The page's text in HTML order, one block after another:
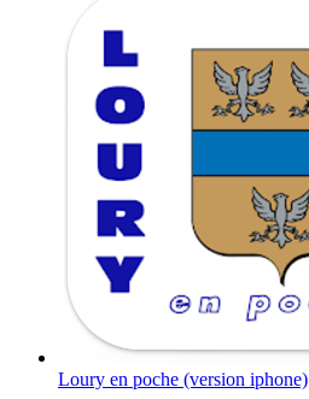
Loury en poche (version iphone)